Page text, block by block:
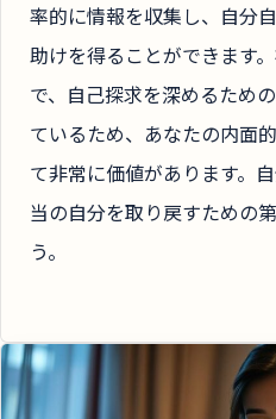
率的に情報を収集し、自分
助けを得ることができます
で、自己探求を深めるため
ているため、あなたの内面
て非常に価値があります。
当の自分を取り戻すための
う。